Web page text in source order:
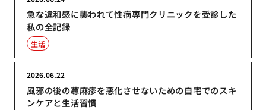
急な違和感に襲われて性病専門クリニックを受診した
私の全記録
生活
風邪の後の蕁麻疹を悪化させないための自宅でのスキ
ンケアと生活習慣
2026.06.22